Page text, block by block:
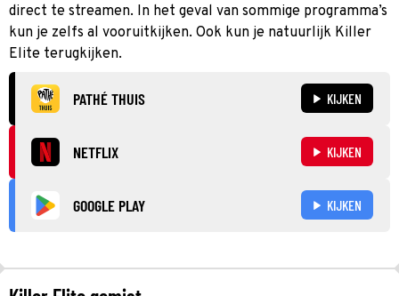
direct te streamen. In het geval van sommige programma’s
kun je zelfs al vooruitkijken. Ook kun je natuurlijk Killer
Elite terugkijken.
PATHÉ THUIS KIJKEN
NETFLIX KIJKEN
GOOGLE PLAY KIJKEN